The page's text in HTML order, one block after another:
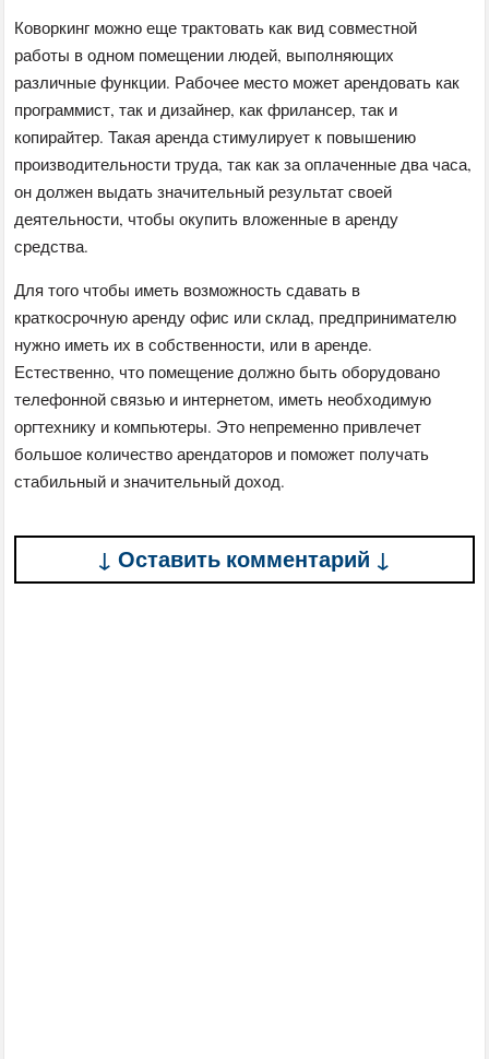
Коворкинг можно еще трактовать как вид совместной
работы в одном помещении людей, выполняющих
различные функции. Рабочее место может арендовать как
программист, так и дизайнер, как фрилансер, так и
копирайтер. Такая аренда стимулирует к повышению
производительности труда, так как за оплаченные два часа,
он должен выдать значительный результат своей
деятельности, чтобы окупить вложенные в аренду
средства.
Для того чтобы иметь возможность сдавать в
краткосрочную аренду офис или склад, предпринимателю
нужно иметь их в собственности, или в аренде.
Естественно, что помещение должно быть оборудовано
телефонной связью и интернетом, иметь необходимую
оргтехнику и компьютеры. Это непременно привлечет
большое количество арендаторов и поможет получать
стабильный и значительный доход.
↓ Оставить комментарий ↓